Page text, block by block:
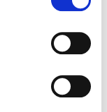
le
d'introduire
du processus :